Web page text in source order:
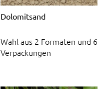
Dolomitsand
Wahl aus 2 Formaten und 6
Verpackungen